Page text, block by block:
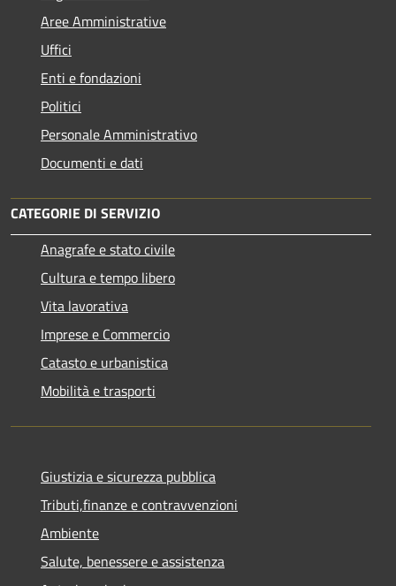
Aree Amministrative
Uffici
Enti e fondazioni
Politici
Personale Amministrativo
Documenti e dati
CATEGORIE DI SERVIZIO
Anagrafe e stato civile
Cultura e tempo libero
Vita lavorativa
Imprese e Commercio
Catasto e urbanistica
Mobilità e trasporti
Giustizia e sicurezza pubblica
Tributi,finanze e contravvenzioni
Ambiente
Salute, benessere e assistenza